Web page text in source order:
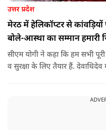
उत्तर प्रदेश
मेरठ में हेलिकॉप्टर से
बोले-आस्था का सम्मान हमारी
सीएम योगी ने कहा कि हम सभी पूरी
व सुरक्षा के लिए तैयार हैं. देवाधिदेव
पात, क्षेत्र व प्रांत की सीमाओं से